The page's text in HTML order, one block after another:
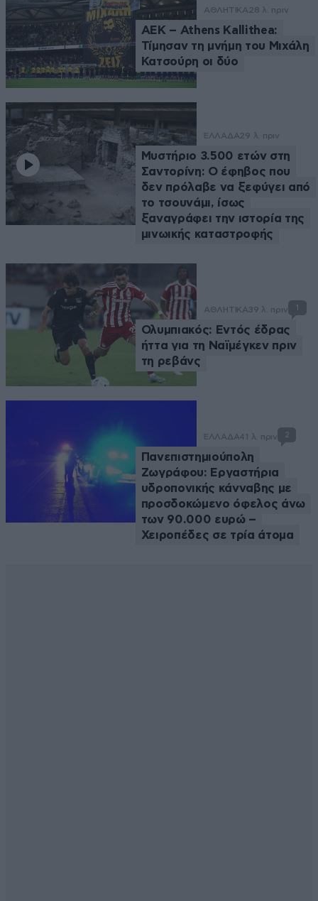
ΑΘΛΗΤΙΚΑ28 λ. πριν
ΑΕΚ – Athens Kallithea:
Τίμησαν τη μνήμη του Μιχάλη
Κατσούρη οι δύο
ΕΛΛΑΔΑ29 λ. πριν
Μυστήριο 3.500 ετών στη
Σαντορίνη: Ο έφηβος που
δεν πρόλαβε να ξεφύγει από
το τσουνάμι, ίσως
ξαναγράφει την ιστορία της
μινωικής καταστροφής
ΑΘΛΗΤΙΚΑ39 λ. πριν 1
Ολυμπιακός: Εντός έδρας
ήττα για τη Ναϊμέγκεν πριν
τη ρεβάνς
ΕΛΛΑΔΑ41 λ. πριν 2
Πανεπιστημιούπολη
Ζωγράφου: Εργαστήρια
υδροπονικής κάνναβης με
προσδοκώμενο όφελος άνω
των 90.000 ευρώ –
Χειροπέδες σε τρία άτομα